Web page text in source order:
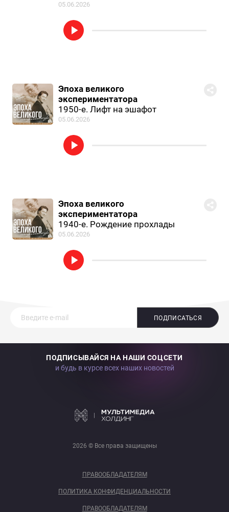
05.06.2026
Эпоха великого
экспериментатора
1950-е. Лифт на эшафот
05.06.2026
Эпоха великого
экспериментатора
1940-е. Рождение прохлады
05.06.2026
ПОДПИСАТЬСЯ
ПОДПИСЫВАЙСЯ НА НАШИ СОЦСЕТИ
и будь в курсе всех наших новостей
2026 © Все права защищены
ПРАВООБЛАДАТЕЛЯМ
ПОЛИТИКА КОНФИДЕНЦИАЛЬНОСТИ
ПРАВООБЛАДАТЕЛЯМ